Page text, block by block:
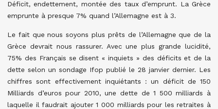
Déficit, endettement, montée des taux d’emprunt. La Grèce
emprunte à presque 7% quand l’Allemagne est à 3.
Le fait que nous soyons plus prêts de l’Allemagne que de la
Grèce devrait nous rassurer. Avec une plus grande lucidité,
75% des Français se disent « inquiets » des déficits et de la
dette selon un sondage Ifop publié le 28 janvier dernier. Les
chiffres sont effectivement inquiétants : un déficit de 150
Milliards d’euros pour 2010, une dette de 1 500 milliards à
laquelle il faudrait ajouter 1 000 milliards pour les retraites à